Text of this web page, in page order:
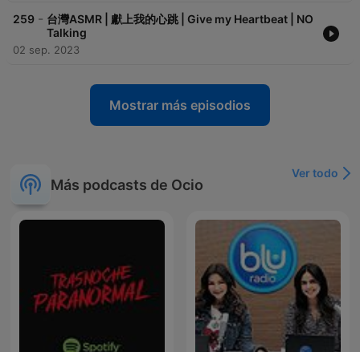
259 - 台灣ASMR | 獻上我的心跳 | Give my Heartbeat | NO
Talking
02 sep. 2023
Mostrar más episodios
Más podcasts de Ocio
Ver todo